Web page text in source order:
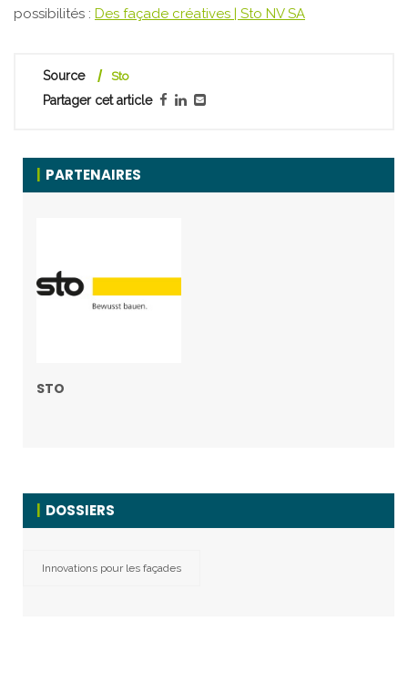
possibilités : Des façade créatives | Sto NV SA
Source Sto
Partager cet article
PARTENAIRES
STO
DOSSIERS
Innovations pour les façades